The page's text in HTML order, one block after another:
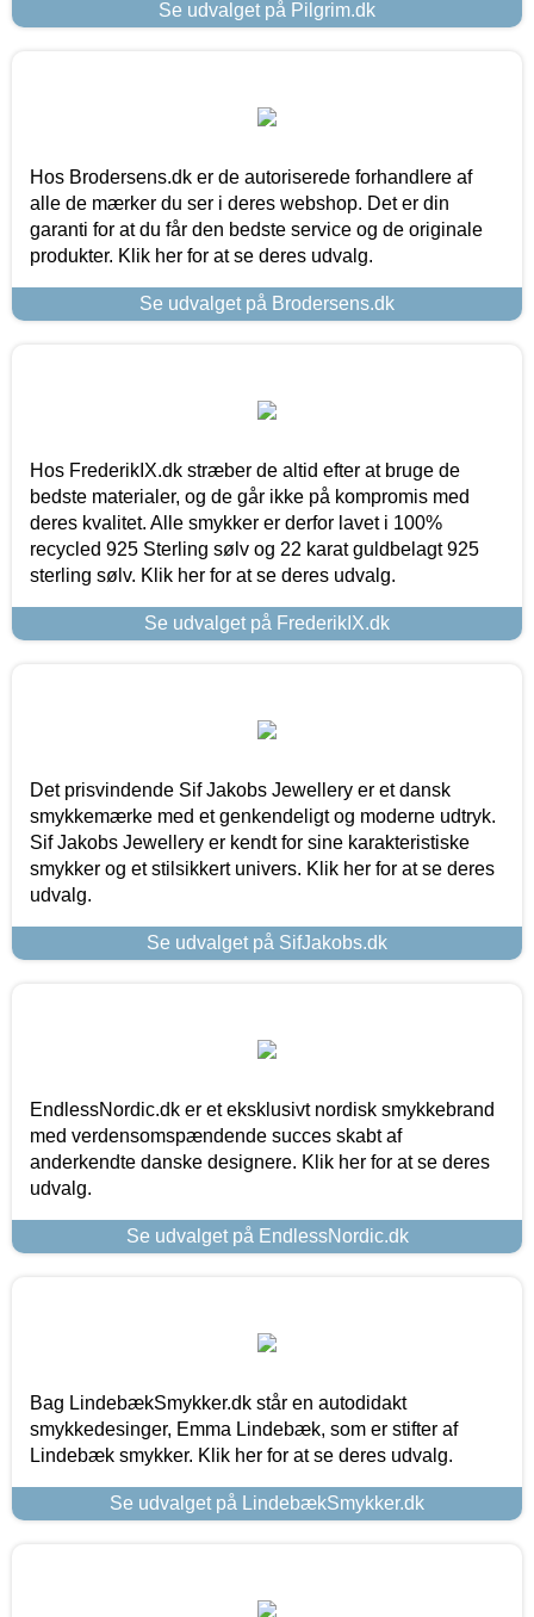
Se udvalget på Pilgrim.dk
Hos Brodersens.dk er de autoriserede forhandlere af
alle de mærker du ser i deres webshop. Det er din
garanti for at du får den bedste service og de originale
produkter. Klik her for at se deres udvalg.
Se udvalget på Brodersens.dk
Hos FrederikIX.dk stræber de altid efter at bruge de
bedste materialer, og de går ikke på kompromis med
deres kvalitet. Alle smykker er derfor lavet i 100%
recycled 925 Sterling sølv og 22 karat guldbelagt 925
sterling sølv. Klik her for at se deres udvalg.
Se udvalget på FrederikIX.dk
Det prisvindende Sif Jakobs Jewellery er et dansk
smykkemærke med et genkendeligt og moderne udtryk.
Sif Jakobs Jewellery er kendt for sine karakteristiske
smykker og et stilsikkert univers. Klik her for at se deres
udvalg.
Se udvalget på SifJakobs.dk
EndlessNordic.dk er et eksklusivt nordisk smykkebrand
med verdensomspændende succes skabt af
anderkendte danske designere. Klik her for at se deres
udvalg.
Se udvalget på EndlessNordic.dk
Bag LindebækSmykker.dk står en autodidakt
smykkedesinger, Emma Lindebæk, som er stifter af
Lindebæk smykker. Klik her for at se deres udvalg.
Se udvalget på LindebækSmykker.dk